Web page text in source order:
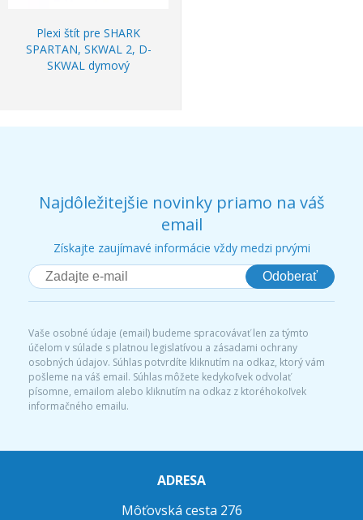
Plexi štít pre SHARK
SPARTAN, SKWAL 2, D-
SKWAL dymový
Najdôležitejšie novinky priamo na váš
email
Získajte zaujímavé informácie vždy medzi prvými
Odoberať
Vaše osobné údaje (email) budeme spracovávať len za týmto
účelom v súlade s platnou legislatívou a zásadami ochrany
osobných údajov. Súhlas potvrdíte kliknutím na odkaz, ktorý vám
pošleme na váš email. Súhlas môžete kedykoľvek odvolať
písomne, emailom alebo kliknutím na odkaz z ktoréhokoľvek
informačného emailu.
ADRESA
Môťovská cesta 276